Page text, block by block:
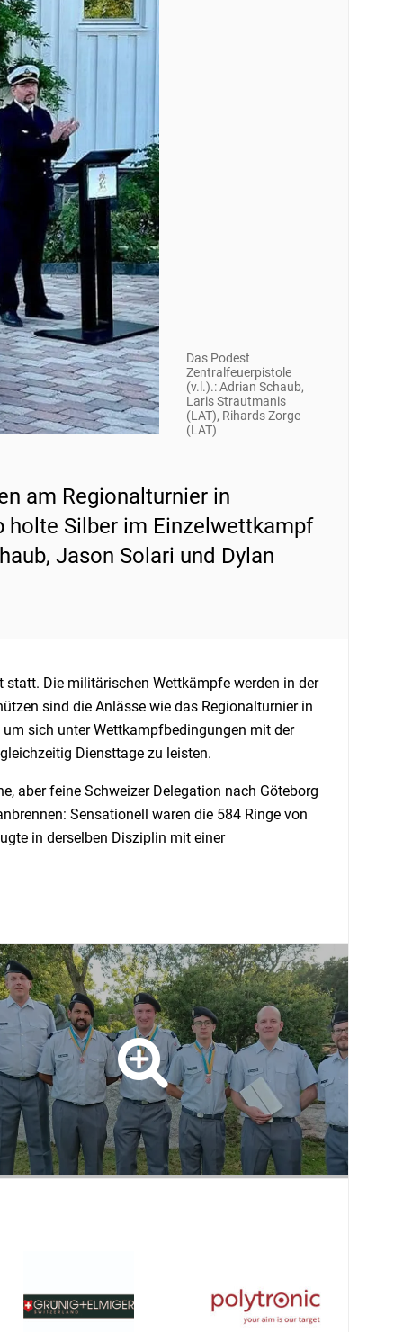
Das Podest
Zentralfeuerpistole
(v.l.).: Adrian Schaub,
Laris Strautmanis
(LAT), Rihards Zorge
(LAT)
am Regionalturnier in
holte Silber im Einzelwettkampf
Jason Solari und Dylan
Die militärischen Wettkämpfe werden in der
sind die Anlässe wie das Regionalturnier in
sich unter Wettkampfbedingungen mit der
Diensttage zu leisten.
aber feine Schweizer Delegation nach Göteborg
Sensationell waren die 584 Ringe von
in derselben Disziplin mit einer